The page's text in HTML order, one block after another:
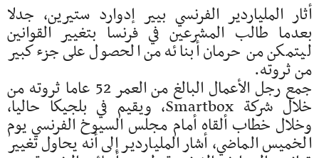
أثار الملياردير الفرنسي بيير إدوارد ستيرين، جدلا
بعدما طالب المشرعين في فرنسا بتغيير القوانين
ليتمكن من حرمان أبنائه من الحصول على جزء كبير
من ثروته.
جمع رجل الأعمال البالغ من العمر 52 عاما ثروته من
خلال شركة Smartbox، ويقيم في بلجيكا حاليا،
وخلال خطاب ألقاه أمام مجلس السيوخ الفرنسي يوم
الخميس الماضي، أشار الملياردير إلى أنه يحاول تغيير